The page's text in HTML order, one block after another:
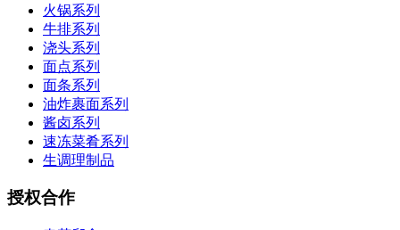
火锅系列
牛排系列
浇头系列
面点系列
面条系列
油炸裹面系列
酱卤系列
速冻菜肴系列
生调理制品
授权合作